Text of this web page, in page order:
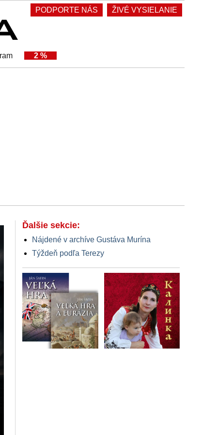
PODPORTE NÁS ŽIVÉ VYSIELANIE
2 %
Ďalšie sekcie:
Nájdené v archíve Gustáva Murína
Týždeň podľa Terezy